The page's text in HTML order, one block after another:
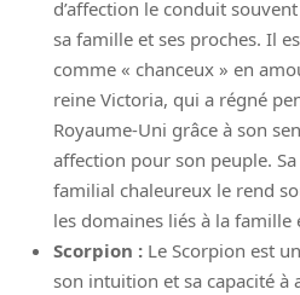
d’affection le conduit
sa famille et ses proches. Il
comme « chanceux » en
reine Victoria, qui a régné
Royaume-Uni grâce à son
affection pour son peuple.
familial chaleureux le rend
les domaines liés à la famille
Scorpion : Le Scorpion est
son intuition et sa capacité à